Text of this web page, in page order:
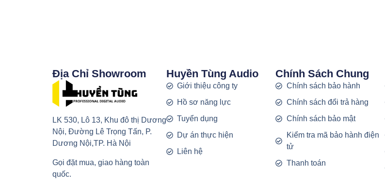
Địa Chỉ Showroom
LK 530, Lô 13, Khu đô thị Dương
Nội, Đường Lê Trọng Tấn, P.
Dương Nội,TP. Hà Nội
Gọi đặt mua, giao hàng toàn
quốc.
Huyền Tùng Audio
Giới thiệu công ty
Hồ sơ năng lực
Tuyển dụng
Dự án thực hiện
Liên hệ
Chính Sách Chung
Chính sách bảo hành
Chính sách đổi trả hàng
Chính sách bảo mật
Kiểm tra mã bảo hành điện
tử
Thanh toán